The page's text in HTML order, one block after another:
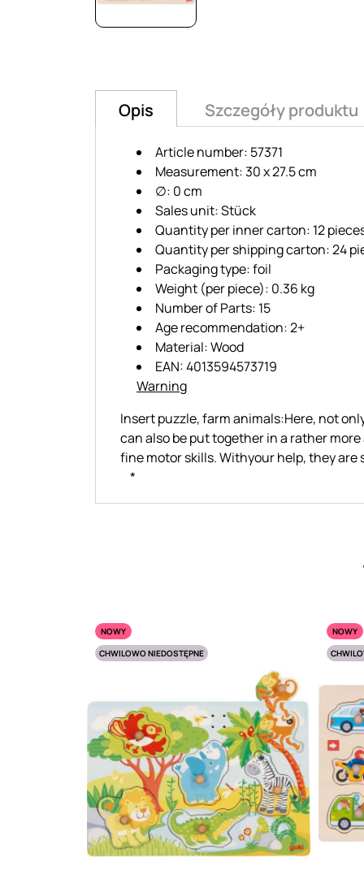
Opis Szczegóły produktu
Article number: 57371
Measurement: 30 x 27.5 cm
∅: 0 cm
Sales unit: Stück
Quantity per inner carton: 12
Quantity per shipping carton: 24
Packaging type: foil
Weight (per piece): 0.36 kg
Number of Parts: 15
Age recommendation: 2+
Material: Wood
EAN: 4013594573719
Warning
Insert puzzle, farm animals:Here, not
can also be put together in a rather
fine motor skills. Withyour help, they
*
NOWY
CHWILOWO NIEDOSTĘPNE
NOWY